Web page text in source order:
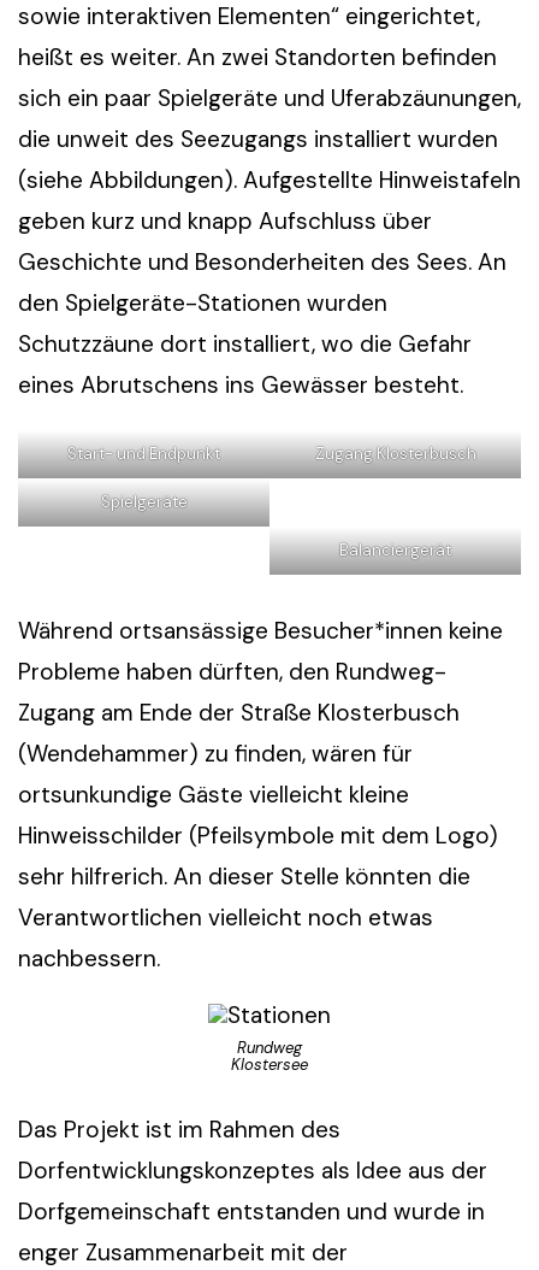
sowie interaktiven Elementen“ eingerichtet,
heißt es weiter. An zwei Standorten befinden
sich ein paar Spielgeräte und Uferabzäunungen,
die unweit des Seezugangs installiert wurden
(siehe Abbildungen). Aufgestellte Hinweistafeln
geben kurz und knapp Aufschluss über
Geschichte und Besonderheiten des Sees. An
den Spielgeräte-Stationen wurden
Schutzzäune dort installiert, wo die Gefahr
eines Abrutschens ins Gewässer besteht.
Start- und Endpunkt Zugang Klosterbusch
Spielgeräte
Balanciergerät
Während ortsansässige Besucher*innen keine
Probleme haben dürften, den Rundweg-
Zugang am Ende der Straße Klosterbusch
(Wendehammer) zu finden, wären für
ortsunkundige Gäste vielleicht kleine
Hinweisschilder (Pfeilsymbole mit dem Logo)
sehr hilfrerich. An dieser Stelle könnten die
Verantwortlichen vielleicht noch etwas
nachbessern.
Rundweg
Klostersee
Das Projekt ist im Rahmen des
Dorfentwicklungskonzeptes als Idee aus der
Dorfgemeinschaft entstanden und wurde in
enger Zusammenarbeit mit der